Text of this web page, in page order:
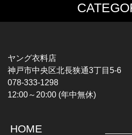
MUSIC TEE
HARDCORE / PUNK
PROGLESSIVE ROCK
POPS
SOUL / R&B
T-
ヤング衣料店
神戸市中央区北長狭通3丁目5-6
078-333-1298
12:00～20:00 (年中無休)
HOME